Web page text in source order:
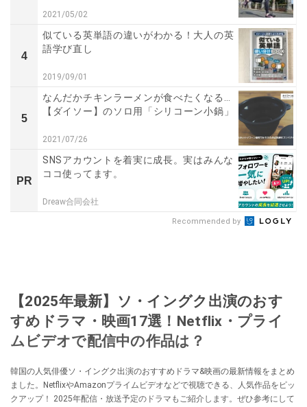
2021/05/02
4
似ている英単語の違いがわかる！大人の英
語学び直し
2019/09/01
5
なんだかチキンラーメンが食べたくなる…
【ダイソー】のソロ用「シリコーン小鍋」
2021/07/26
PR
SNSアカウントを着実に成長。実はみんな
ココ使ってます。
Dreaw合同会社
Recommended by
【2025年最新】ソ・イングク出演のおす
すめドラマ・映画17選！Netflix・プライ
ムビデオで配信中の作品は？
韓国の人気俳優ソ・イングク出演のおすすめドラマ&映画の最新情報をまとめ
ました。NetflixやAmazonプライムビデオなどで視聴できる、人気作品をピッ
クアップ！ 2025年配信・放送予定のドラマもご紹介します。ぜひ参考にして